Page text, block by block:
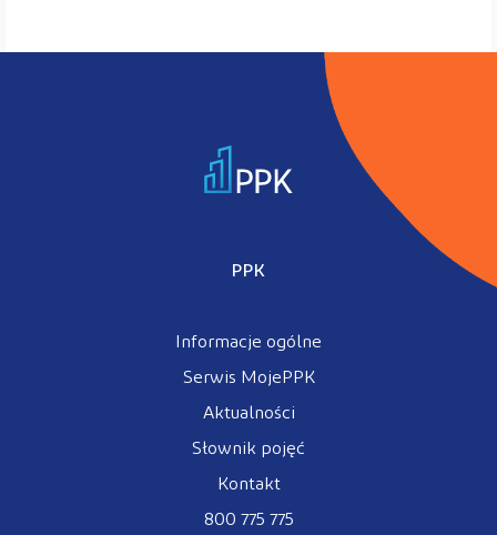
PPK
Informacje ogólne
Serwis MojePPK
Aktualności
Słownik pojęć
Kontakt
800 775 775